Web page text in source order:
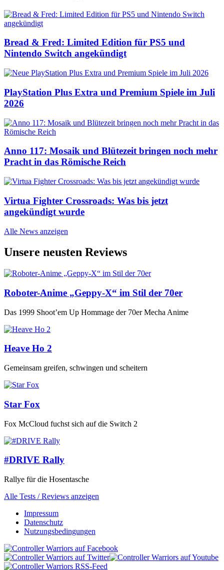
Bread & Fred: Limited Edition für PS5 und
Nintendo Switch angekündigt
PlayStation Plus Extra und Premium Spiele im Juli
2026
Anno 117: Mosaik und Blütezeit bringen noch mehr
Pracht in das Römische Reich
Virtua Fighter Crossroads: Was bis jetzt
angekündigt wurde
Alle News anzeigen
Unsere neusten Reviews
Roboter-Anime „Geppy-X“ im Stil der 70er
Das 1999 Shoot’em Up Hommage der 70er Mecha Anime
Heave Ho 2
Gemeinsam greifen, schwingen und scheitern
Star Fox
Fox McCloud fuchst sich auf die Switch 2
#DRIVE Rally
Rallye für die Hosentasche
Alle Tests / Reviews anzeigen
Impressum
Datenschutz
Nutzungsbedingungen